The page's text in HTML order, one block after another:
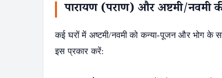
पारायण (पराण) और अष्टमी/नवमी
कई घरों में अष्टमी/नवमी को कन्या-पूजन और भोग के
इस प्रकार करें: